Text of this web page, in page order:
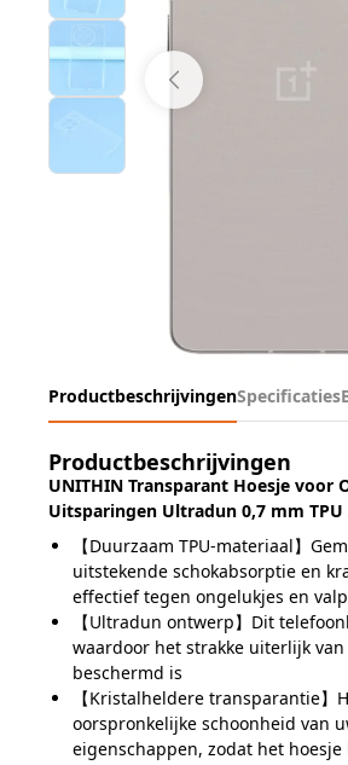
ProductbeschrijvingenSpecificaties
Productbeschrijvingen
UNITHIN Transparant Hoesje voor
Uitsparingen Ultradun 0,7 mm
【Duurzaam TPU-materiaal】
uitstekende schokabsorptie en
effectief tegen ongelukjes en
【Ultradun ontwerp】Dit
waardoor het strakke uiterlijk
beschermd is
【Kristalheldere transparantie
oorspronkelijke schoonheid van
eigenschappen, zodat het